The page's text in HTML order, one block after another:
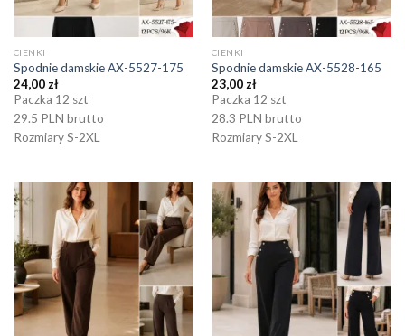
CIENKI
Spodnie damskie AX-5527-175
24,00zł
Paczka 12 szt
29.5 PLN brutto
Rozmiary S-2XL
CIENKI
Spodnie damskie AX-5528-165
23,00zł
Paczka 12 szt
28.3 PLN brutto
Rozmiary S-2XL